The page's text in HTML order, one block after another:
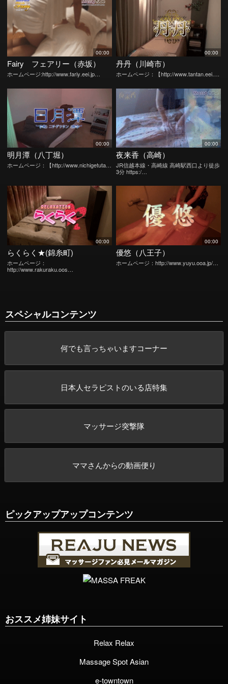
00:00
Fairy フェアリー（赤坂）
ホームページ:http://www.fariy.eei.jp…
00:00
丹丹（川崎市）
ホームページ：【http://www.tantan.eei….
00:00
明月潭（八丁堀）
ホームページ：【http://www.nichigetuta…
00:00
夜来香（高崎）
JR信越本線・高崎線 高崎駅西口より徒歩
3分 https:/…
00:00
らくらく★(錦糸町)
ホームページ：
http://www.rakuraku.oos…
00:00
優悠（八王子）
ホームページ：http://www.yuyu.ooa.jp/…
スペシャルコンテンツ
何でも言っちゃいますコーナー
日本人セラピストのいる店特集
マッサージ突撃隊
ママさんからの動画便り
ピックアップアップコンテンツ
おススメ姉妹サイト
Relax Relax
Massage Spot Asian
e-towntown